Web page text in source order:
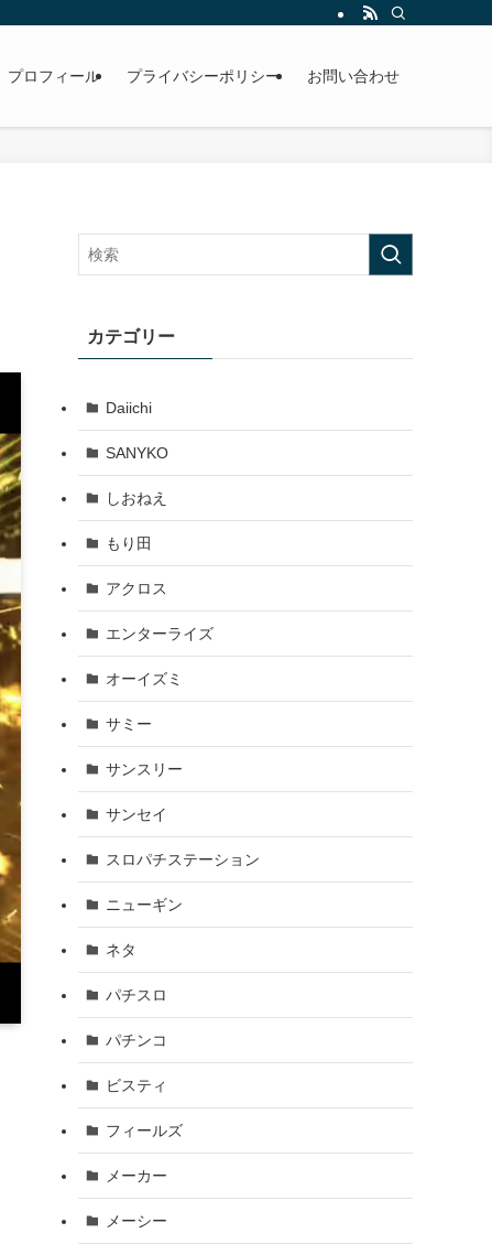
プロフィール プライバシーポリシー お問い合わせ
カテゴリー
Daiichi
SANYKO
しおねえ
もり田
アクロス
エンターライズ
オーイズミ
サミー
サンスリー
サンセイ
スロパチステーション
ニューギン
ネタ
パチスロ
パチンコ
ビスティ
フィールズ
メーカー
メーシー